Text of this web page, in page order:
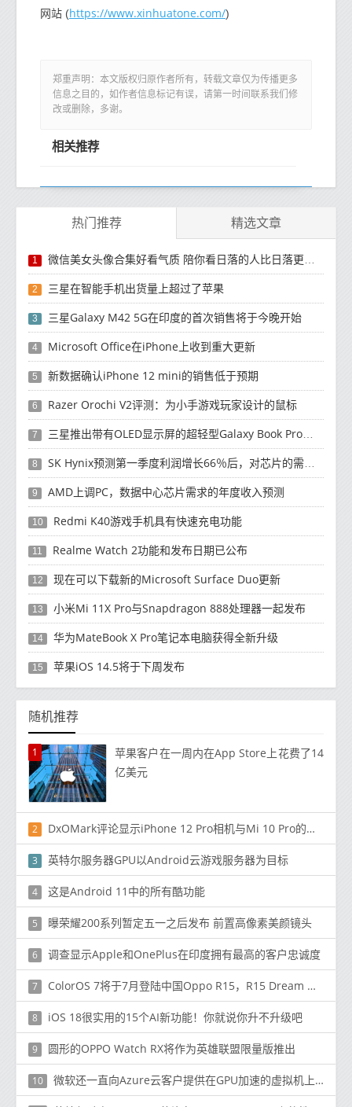
网站 (https://www.xinhuatone.com/)
郑重声明：本文版权归原作者所有，转载文章仅为传播更多
信息之目的，如作者信息标记有误，请第一时间联系我们修
改或删除，多谢。
相关推荐
热门推荐 精选文章
1 微信美女头像合集好看气质 陪你看日落的人比日落更浪漫
2 三星在智能手机出货量上超过了苹果
3 三星Galaxy M42 5G在印度的首次销售将于今晚开始
4 Microsoft Office在iPhone上收到重大更新
5 新数据确认iPhone 12 mini的销售低于预期
6 Razer Orochi V2评测：为小手游戏玩家设计的鼠标
7 三星推出带有OLED显示屏的超轻型Galaxy Book Pro和Galaxy Book Pro 360笔记本电脑
8 SK Hynix预测第一季度利润增长66％后，对芯片的需求将增强
9 AMD上调PC，数据中心芯片需求的年度收入预测
10 Redmi K40游戏手机具有快速充电功能
11 Realme Watch 2功能和发布日期已公布
12 现在可以下载新的Microsoft Surface Duo更新
13 小米Mi 11X Pro与Snapdragon 888处理器一起发布
14 华为MateBook X Pro笔记本电脑获得全新升级
15 苹果iOS 14.5将于下周发布
随机推荐
1
苹果客户在一周内在App Store上花费了14
亿美元
2 DxOMark评论显示iPhone 12 Pro相机与Mi 10 Pro的相机相当
3 英特尔服务器GPU以Android云游戏服务器为目标
4 这是Android 11中的所有酷功能
5 曝荣耀200系列暂定五一之后发布 前置高像素美颜镜头
6 调查显示Apple和OnePlus在印度拥有最高的客户忠诚度
7 ColorOS 7将于7月登陆中国Oppo R15，R15 Dream Mirror，A9，A9x，A31和A91
8 iOS 18很实用的15个AI新功能！你就说你升不升级吧
9 圆形的OPPO Watch RX将作为英雄联盟限量版推出
10 微软还一直向Azure云客户提供在GPU加速的虚拟机上运行其应用程序的选项